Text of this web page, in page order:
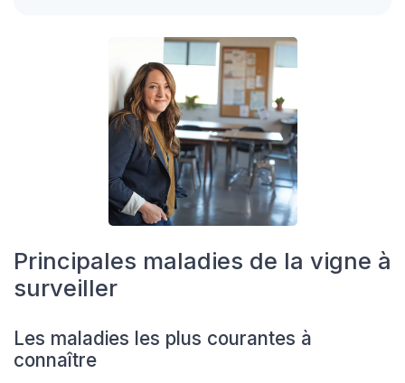
Principales maladies de la vigne à
surveiller
Les maladies les plus courantes à
connaître